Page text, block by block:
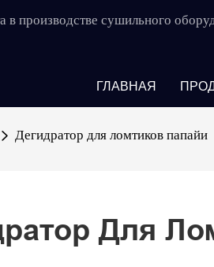
в производстве сушильного
ГЛАВНАЯ
Дегидратор для ломтиков папайи
Для